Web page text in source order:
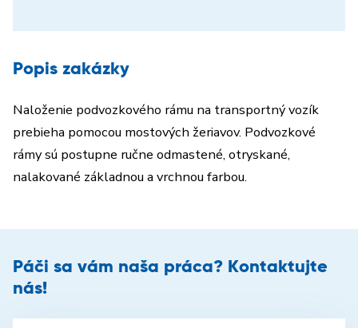
Popis zakázky
Naloženie podvozkového rámu na transportný vozík
prebieha pomocou mostových žeriavov. Podvozkové
rámy sú postupne ručne odmastené, otryskané,
nalakované základnou a vrchnou farbou.
Páči sa vám naša práca? Kontaktujte
nás!